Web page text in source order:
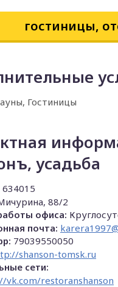
гостиницы,
Гостиницы
усадьба
634015
88/2
офиса:
почта:
79039550050
shanson-tomsk.ru
сети:
vk.com/restoranshanson